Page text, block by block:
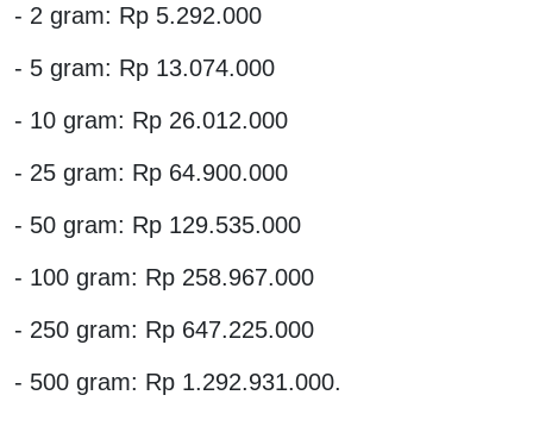
- 2 gram: Rp 5.292.000
- 5 gram: Rp 13.074.000
- 10 gram: Rp 26.012.000
- 25 gram: Rp 64.900.000
- 50 gram: Rp 129.535.000
- 100 gram: Rp 258.967.000
- 250 gram: Rp 647.225.000
- 500 gram: Rp 1.292.931.000.